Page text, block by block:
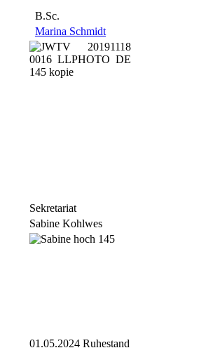
B.Sc.
Marina Schmidt
Sekretariat
Sabine Kohlwes
01.05.2024 Ruhestand